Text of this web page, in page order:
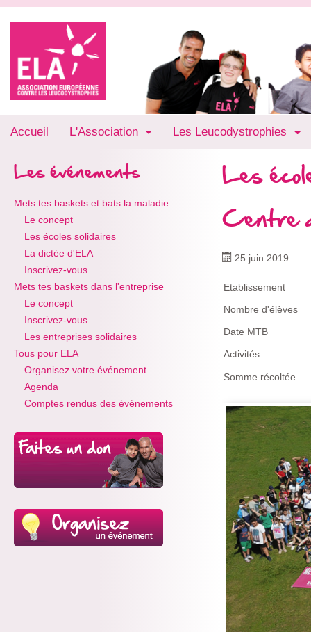
Accueil L'Association Les Leucodystrophies
Les événements
Mets tes baskets et bats la maladie
Le concept
Les écoles solidaires
La dictée d'ELA
Inscrivez-vous
Mets tes baskets dans l'entreprise
Le concept
Inscrivez-vous
Les entreprises solidaires
Tous pour ELA
Organisez votre événement
Agenda
Comptes rendus des événements
Les
Centre
25 juin 2019
Etablissement
Nombre d'élèves
Date MTB
Activités
Somme récoltée